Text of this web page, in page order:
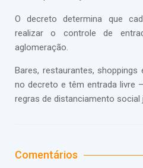
O decreto determina que
realizar o controle de
aglomeração.
Bares, restaurantes,
no decreto e têm entrada livre
regras de distanciamento social
Comentários